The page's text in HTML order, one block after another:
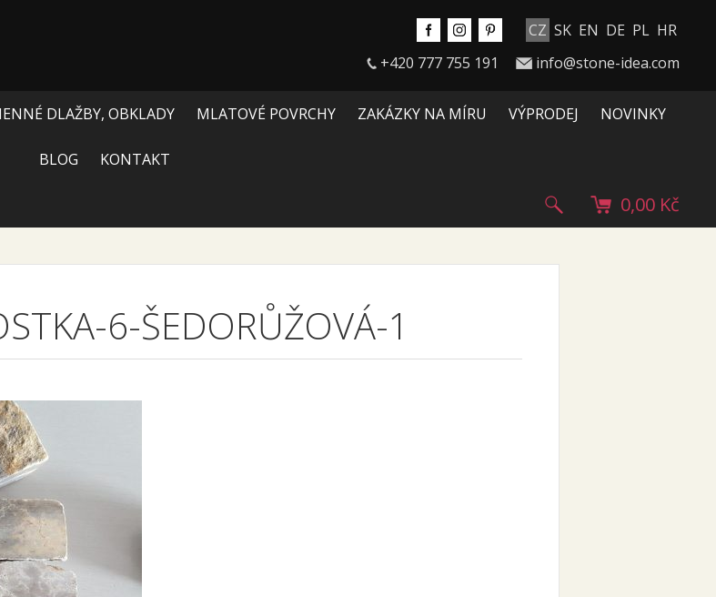
CZ SK EN DE PL HR
+420 777 755 191
info@stone-idea.com
DLAŽBY, OBKLADY MLATOVÉ POVRCHY ZAKÁZKY NA MÍRU VÝPRODEJ NOVINKY
BLOG KONTAKT
0,00 Kč
6-ŠEDORŮŽOVÁ-1